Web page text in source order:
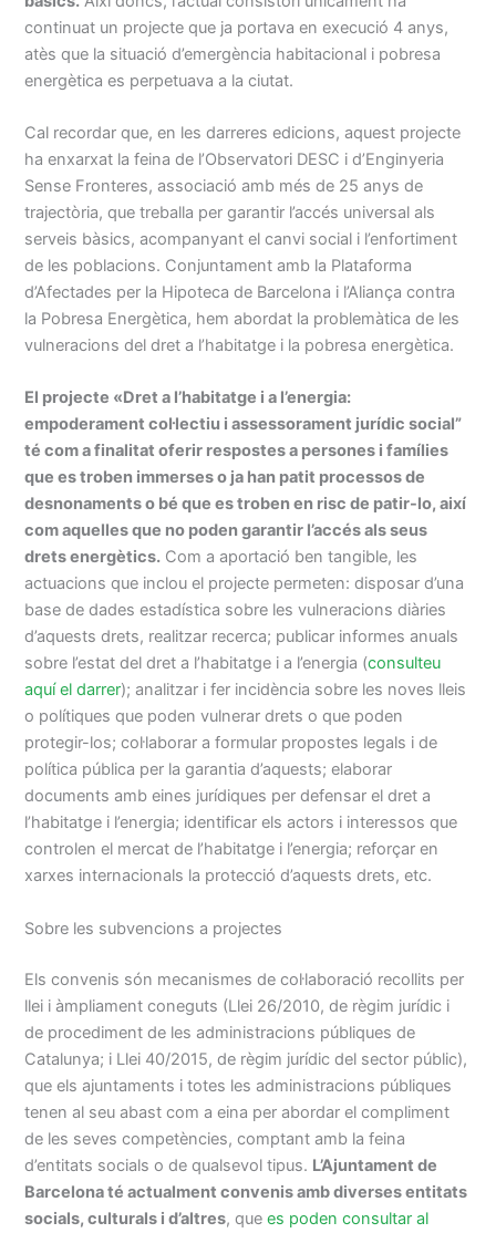
continuat un projecte que ja portava en execució 4 anys,
atès que la situació d’emergència habitacional i pobresa
energètica es perpetuava a la ciutat.
Cal recordar que, en les darreres edicions, aquest projecte
ha enxarxat la feina de l’Observatori DESC i d’Enginyeria
Sense Fronteres, associació amb més de 25 anys de
trajectòria, que treballa per garantir l’accés universal als
serveis bàsics, acompanyant el canvi social i l’enfortiment
de les poblacions. Conjuntament amb la Plataforma
d’Afectades per la Hipoteca de Barcelona i l’Aliança contra
la Pobresa Energètica, hem abordat la problemàtica de les
vulneracions del dret a l’habitatge i la pobresa energètica.
El projecte «Dret a l’habitatge i a l’energia:
empoderament col·lectiu i assessorament jurídic social”
té com a finalitat oferir respostes a persones i famílies
que es troben immerses o ja han patit processos de
desnonaments o bé que es troben en risc de patir-lo, així
com aquelles que no poden garantir l’accés als seus
drets energètics. Com a aportació ben tangible, les
actuacions que inclou el projecte permeten: disposar d’una
base de dades estadística sobre les vulneracions diàries
d’aquests drets, realitzar recerca; publicar informes anuals
sobre l’estat del dret a l’habitatge i a l’energia (consulteu
aquí el darrer); analitzar i fer incidència sobre les noves lleis
o polítiques que poden vulnerar drets o que poden
protegir-los; col·laborar a formular propostes legals i de
política pública per la garantia d’aquests; elaborar
documents amb eines jurídiques per defensar el dret a
l’habitatge i l’energia; identificar els actors i interessos que
controlen el mercat de l’habitatge i l’energia; reforçar en
xarxes internacionals la protecció d’aquests drets, etc.
Sobre les subvencions a projectes
Els convenis són mecanismes de col·laboració recollits per
llei i àmpliament coneguts (Llei 26/2010, de règim jurídic i
de procediment de les administracions públiques de
Catalunya; i Llei 40/2015, de règim jurídic del sector públic),
que els ajuntaments i totes les administracions públiques
tenen al seu abast com a eina per abordar el compliment
de les seves competències, comptant amb la feina
d’entitats socials o de qualsevol tipus. L’Ajuntament de
Barcelona té actualment convenis amb diverses entitats
socials, culturals i d’altres, quees poden consultar al